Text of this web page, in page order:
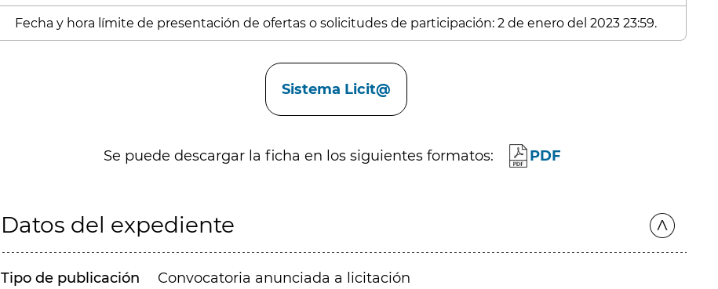
Fecha y hora límite de presentación de ofertas o solicitudes de participación: 2 de enero del 2023 23:59.
Sistema Licit@
Se puede descargar la ficha en los siguientes formatos: PDF
Datos del expediente
Tipo de publicación Convocatoria anunciada a licitación